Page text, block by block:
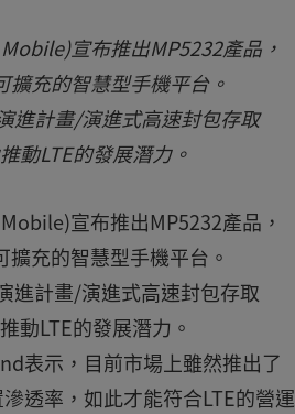
宣布推出MP5232產品，
充的智慧型手機平台。
進計畫/演進式高速封包存取
動LTE的發展潛力。
宣布推出MP5232產品，
充的智慧型手機平台。
進計畫/演進式高速封包存取
動LTE的發展潛力。
表示，目前市場上雖然推出了
透率，如此才能符合LTE的營運